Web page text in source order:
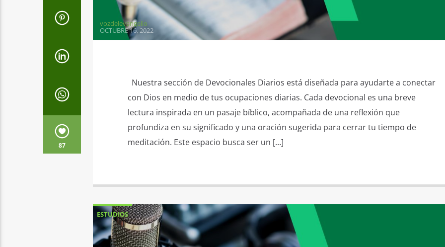
87
vozdelevangelio
OCTUBRE 16, 2022
Nuestra sección de Devocionales Diarios está diseñada para ayudarte a conectar
con Dios en medio de tus ocupaciones diarias. Cada devocional es una breve
lectura inspirada en un pasaje bíblico, acompañada de una reflexión que
profundiza en su significado y una oración sugerida para cerrar tu tiempo de
meditación. Este espacio busca ser un […]
ESTUDIOS